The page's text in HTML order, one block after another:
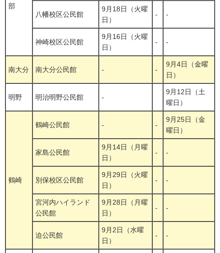
部
八幡校区公民館
9月18日（火曜
日）
- -
神崎校区公民館
9月16日（火曜
日）
- -
南大分 南大分公民館 - -
9月4日（金曜
日）
明野 明治明野公民館 -
9月12日（土
曜日）
鶴崎
鶴崎公民館 - -
9月25日（金
曜日）
家島公民館
9月14日（月曜
日）
- -
別保校区公民館
9月29日（火曜
日）
- -
宮河内ハイランド
公民館
9月28日（月曜
日）
- -
迫公民館
9月2日（水曜
日）
- -